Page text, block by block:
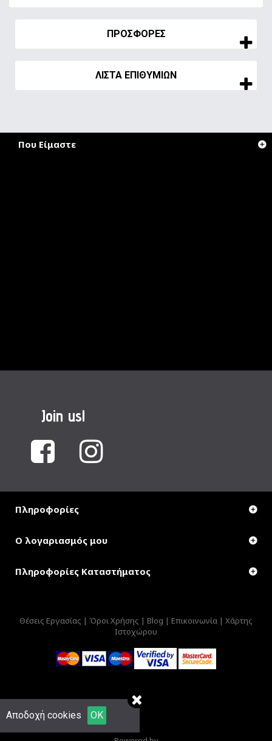
ΠΡΟΣΦΟΡΈΣ
ΛΊΣΤΑ ΕΠΙΘΥΜΙΏΝ
Που Είμαστε
Join us!
Πληροφορίες
Ο λογαριασμός μου
Πληροφορίες Καταστήματος
Αποδοχή cookies OK
Θέσεις Εργασίας | Όροι Χρήσης | Blog | Επικοινωνία | Χάρτης
Ιστοχώρου